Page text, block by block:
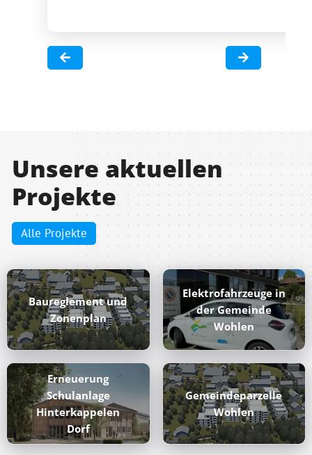
Unsere aktuellen
Projekte
Alle Projekte
Baureglement und
Zonenplan
Elektrofahrzeuge in
der Gemeinde
Wohlen
Erneuerung
Schulanlage
Hinterkappelen
Dorf
Gemeindeparzelle
Wohlen